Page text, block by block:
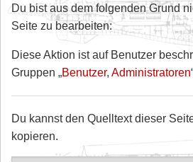
Du bist aus dem folgenden Grund
Seite zu bearbeiten:
Diese Aktion ist auf Benutzer
Gruppen „Benutzer, Administratoren
Du kannst den Quelltext dieser
kopieren.